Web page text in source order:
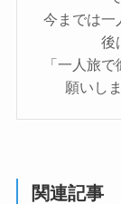
今までは一
後
「一人旅
願いし
関連記事